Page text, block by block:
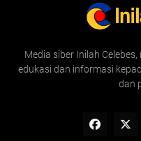
Media siber Inilah
edukasi dan informasi
dan